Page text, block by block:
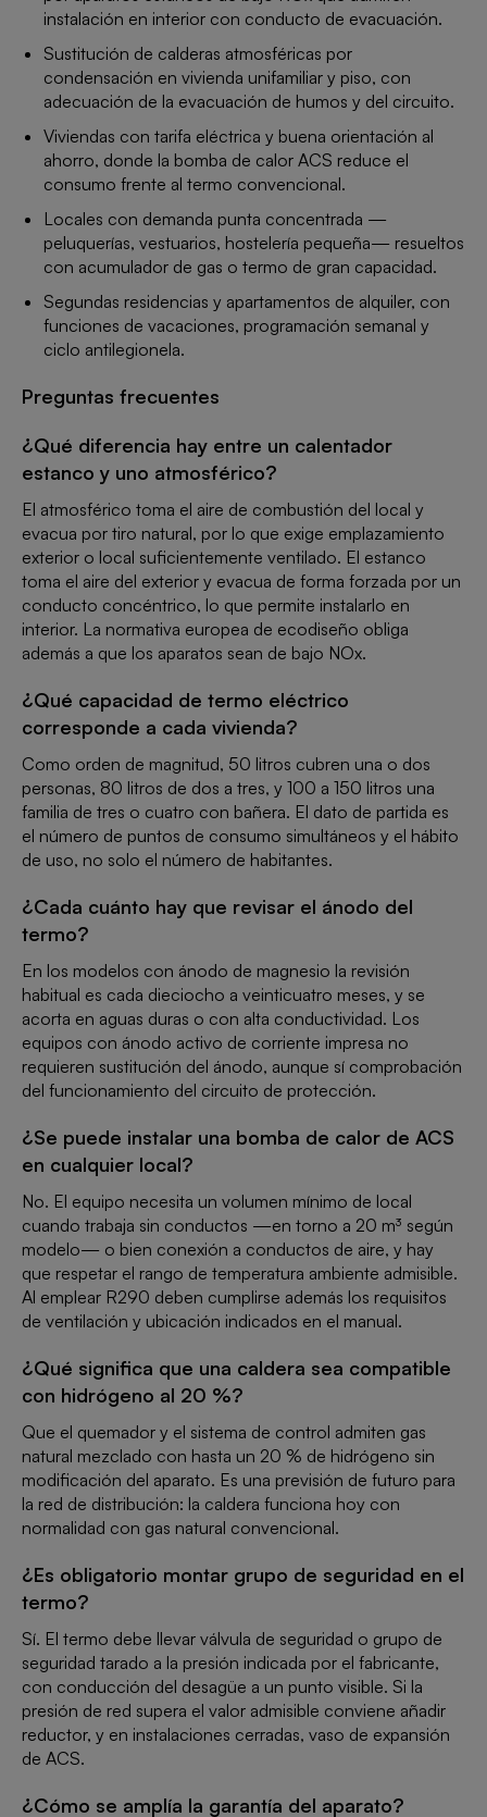
instalación en interior con conducto de evacuación.
Sustitución de calderas atmosféricas por
condensación en vivienda unifamiliar y piso, con
adecuación de la evacuación de humos y del circuito.
Viviendas con tarifa eléctrica y buena orientación al
ahorro, donde la bomba de calor ACS reduce el
consumo frente al termo convencional.
Locales con demanda punta concentrada —
peluquerías, vestuarios, hostelería pequeña— resueltos
con acumulador de gas o termo de gran capacidad.
Segundas residencias y apartamentos de alquiler, con
funciones de vacaciones, programación semanal y
ciclo antilegionela.
Preguntas frecuentes
¿Qué diferencia hay entre un calentador
estanco y uno atmosférico?
El atmosférico toma el aire de combustión del local y
evacua por tiro natural, por lo que exige emplazamiento
exterior o local suficientemente ventilado. El estanco
toma el aire del exterior y evacua de forma forzada por un
conducto concéntrico, lo que permite instalarlo en
interior. La normativa europea de ecodiseño obliga
además a que los aparatos sean de bajo NOx.
¿Qué capacidad de termo eléctrico
corresponde a cada vivienda?
Como orden de magnitud, 50 litros cubren una o dos
personas, 80 litros de dos a tres, y 100 a 150 litros una
familia de tres o cuatro con bañera. El dato de partida es
el número de puntos de consumo simultáneos y el hábito
de uso, no solo el número de habitantes.
¿Cada cuánto hay que revisar el ánodo del
termo?
En los modelos con ánodo de magnesio la revisión
habitual es cada dieciocho a veinticuatro meses, y se
acorta en aguas duras o con alta conductividad. Los
equipos con ánodo activo de corriente impresa no
requieren sustitución del ánodo, aunque sí comprobación
del funcionamiento del circuito de protección.
¿Se puede instalar una bomba de calor de ACS
en cualquier local?
No. El equipo necesita un volumen mínimo de local
cuando trabaja sin conductos —en torno a 20 m³ según
modelo— o bien conexión a conductos de aire, y hay
que respetar el rango de temperatura ambiente admisible.
Al emplear R290 deben cumplirse además los requisitos
de ventilación y ubicación indicados en el manual.
¿Qué significa que una caldera sea compatible
con hidrógeno al 20 %?
Que el quemador y el sistema de control admiten gas
natural mezclado con hasta un 20 % de hidrógeno sin
modificación del aparato. Es una previsión de futuro para
la red de distribución: la caldera funciona hoy con
normalidad con gas natural convencional.
¿Es obligatorio montar grupo de seguridad en el
termo?
Sí. El termo debe llevar válvula de seguridad o grupo de
seguridad tarado a la presión indicada por el fabricante,
con conducción del desagüe a un punto visible. Si la
presión de red supera el valor admisible conviene añadir
reductor, y en instalaciones cerradas, vaso de expansión
de ACS.
¿Cómo se amplía la garantía del aparato?